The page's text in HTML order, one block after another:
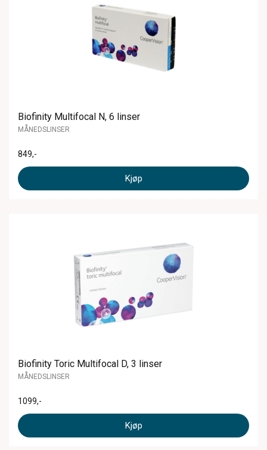
Biofinity Multifocal N, 6 linser
MÅNEDSLINSER
849,-
Kjøp
Biofinity Toric Multifocal D, 3 linser
MÅNEDSLINSER
1099,-
Kjøp